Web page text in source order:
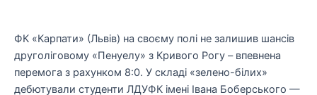
ФК «Карпати» (Львів) на своєму полі не залишив шансів
друголіговому «Пенуелу» з Кривого Рогу – впевнена
перемога з рахунком 8:0. У складі «зелено-білих»
дебютували студенти ЛДУФК імені Івана Боберського —